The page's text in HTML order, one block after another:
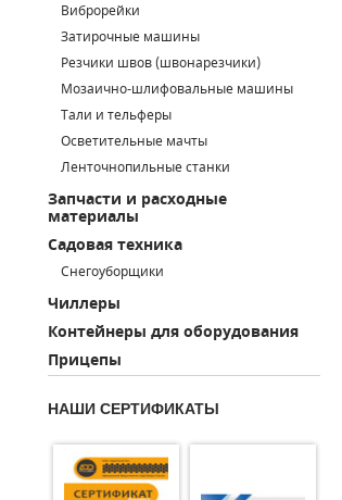
Виброрейки
Затирочные машины
Резчики швов (швонарезчики)
Мозаично-шлифовальные машины
Тали и тельферы
Осветительные мачты
Ленточнопильные станки
Запчасти и расходные
материалы
Садовая техника
Снегоуборщики
Чиллеры
Контейнеры для оборудования
Прицепы
НАШИ СЕРТИФИКАТЫ
ПОДШИПНИКИ
ПОРШНЕВЫЕ БЛОКИ
ДЕТАЛИ ПОРШНЕВЫХ КОМПРЕССОРОВ
ДЕТАЛИ СПИРАЛЬНЫХ КОМПРЕССОРОВ
ДЕТАЛИ НАСОСНОЙ ЧАСТИ
ДЕТАЛИ ПОГРУЖНЫХ НАСОСОВ
ШЛАНГИ ДЛЯ МОТОПОМП
ДЛЯ ВАКУУМНЫХ НАСОСОВ